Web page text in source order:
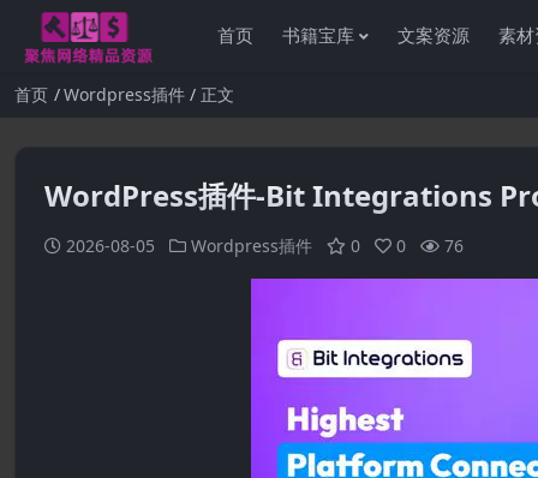
首页 书籍宝库 文案资源 素
首页 Wordpress插件 正文
WordPress插件-Bit Integrations
2026-08-05 Wordpress插件 0 0 76